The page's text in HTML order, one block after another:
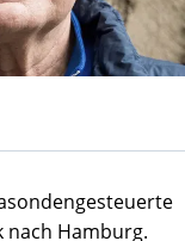
nach Hamburg.